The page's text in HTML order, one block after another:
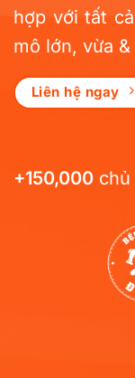
hợp với tất
mô lớn, vừa &
Liên hệ ngay
+150,000